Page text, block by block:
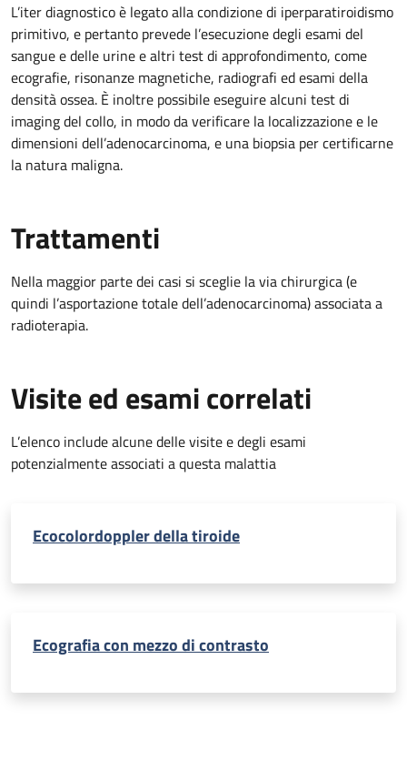
L’iter diagnostico è legato alla condizione di iperparatiroidismo
primitivo, e pertanto prevede l’esecuzione degli esami del
sangue e delle urine e altri test di approfondimento, come
ecografie, risonanze magnetiche, radiografi ed esami della
densità ossea. È inoltre possibile eseguire alcuni test di
imaging del collo, in modo da verificare la localizzazione e le
dimensioni dell’adenocarcinoma, e una biopsia per certificarne
la natura maligna.
Trattamenti
Nella maggior parte dei casi si sceglie la via chirurgica (e
quindi l’asportazione totale dell’adenocarcinoma) associata a
radioterapia.
Visite ed esami correlati
L’elenco include alcune delle visite e degli esami
potenzialmente associati a questa malattia
Ecocolordoppler della tiroide
Ecografia con mezzo di contrasto